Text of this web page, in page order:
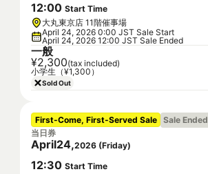
12:00 Start Time
大丸東京店 11階催事場
April 24, 2026 0:00 JST Sale Start
April 24, 2026 12:00 JST Sale Ended
一般
¥2,300(tax included)
小学生（¥1,300）
Sold Out
First-Come, First-Served Sale Sale Ended
当日券
April24,2026 (Friday)
12:30 Start Time